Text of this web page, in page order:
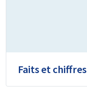
Faits et chiffres